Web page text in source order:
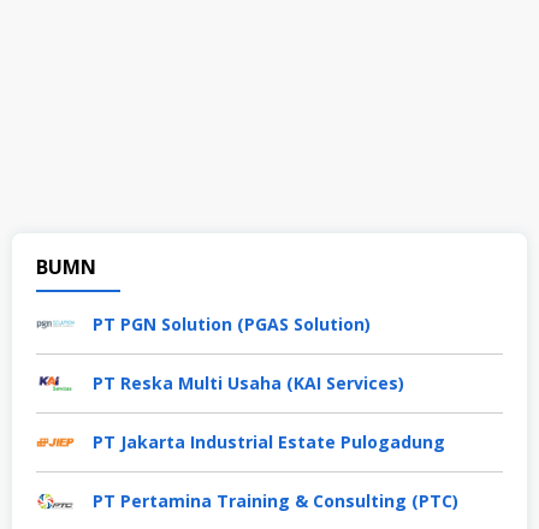
BUMN
PT PGN Solution (PGAS Solution)
PT Reska Multi Usaha (KAI Services)
PT Jakarta Industrial Estate Pulogadung
PT Pertamina Training & Consulting (PTC)